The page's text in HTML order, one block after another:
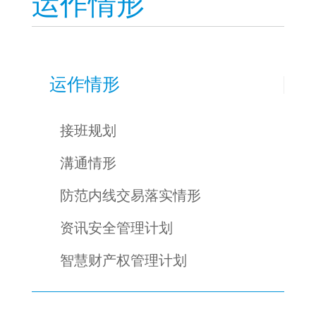
运作情形
接班规划
溝通情形
防范内线交易落实情形
资讯安全管理计划
智慧财产权管理计划